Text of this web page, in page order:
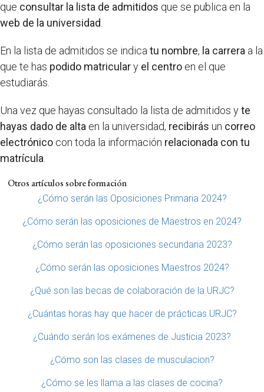
que consultar la lista de admitidos que se publica en la
web de la universidad
En la lista de admitidos se indica tu nombre, la carrera a la
que te has podido matriculary el centro en el que
estudiarás.
Una vez que hayas consultado la lista de admitidos yte
hayas dado de alta en la universidad, recibirás un correo
electrónico con toda la información relacionada con tu
matrícula
Otros artículos sobre formación
¿Cómo serán las Oposiciones Primaria 2024?
¿Cómo serán las oposiciones de Maestros en 2024?
¿Cómo serán las oposiciones secundaria 2023?
¿Cómo serán las oposiciones Maestros 2024?
¿Qué son las becas de colaboración de la URJC?
¿Cuántas horas hay que hacer de prácticas URJC?
¿Cuándo serán los exámenes de Justicia 2023?
¿Cómo son las clases de musculacion?
¿Cómo se les llama a las clases de cocina?